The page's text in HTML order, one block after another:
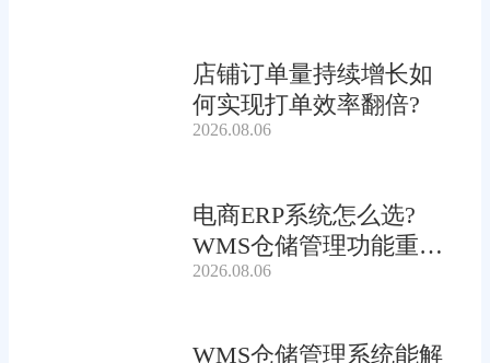
店铺订单量持续增长如
何实现打单效率翻倍?
2026.08.06
电商ERP系统怎么选?
WMS仓储管理功能重要
吗?
2026.08.06
WMS仓储管理系统能解